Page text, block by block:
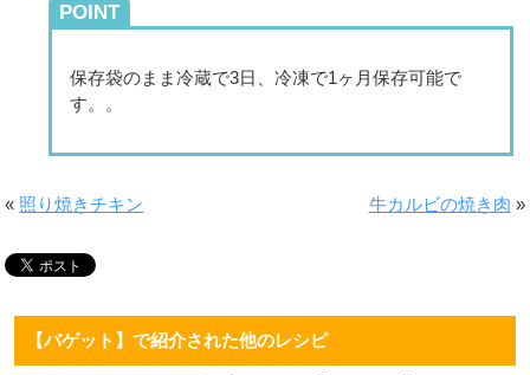
POINT
保存袋のまま冷蔵で3日、冷凍で1ヶ月保存可能で
す。。
« 照り焼きチキン 牛カルビの焼き肉 »
【バゲット】で紹介された他のレシピ